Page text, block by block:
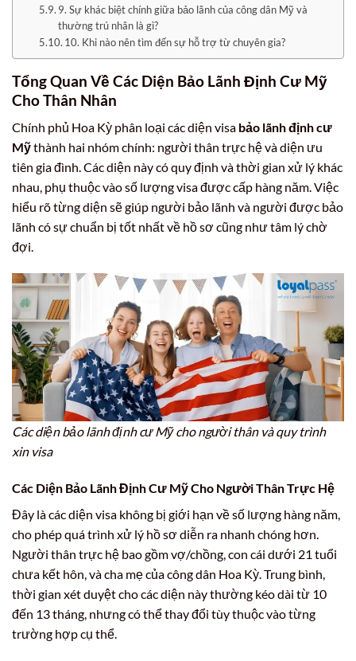
9. Sự khác biệt chính giữa bảo lãnh của công dân Mỹ và
thường trú nhân là gì?
10. Khi nào nên tìm đến sự hỗ trợ từ chuyên gia?
Tổng Quan Về Các Diện Bảo Lãnh Định Cư Mỹ
Cho Thân Nhân
Chính phủ Hoa Kỳ phân loại các diện visa bảo lãnh định cư
Mỹthành hai nhóm chính: người thân trực hệ và diện ưu
tiên gia đình. Các diện này có quy định và thời gian xử lý khác
nhau, phụ thuộc vào số lượng visa được cấp hàng năm. Việc
hiểu rõ từng diện sẽ giúp người bảo lãnh và người được bảo
lãnh có sự chuẩn bị tốt nhất về hồ sơ cũng như tâm lý chờ
đợi.
Các diện bảo lãnh định cư Mỹ cho người thân và quy trình
xin visa
Các Diện Bảo Lãnh Định Cư Mỹ Cho Người Thân Trực Hệ
Đây là các diện visa không bị giới hạn về số lượng hàng năm,
cho phép quá trình xử lý hồ sơ diễn ra nhanh chóng hơn.
Người thân trực hệ bao gồm vợ/chồng, con cái dưới 21 tuổi
chưa kết hôn, và cha mẹ của công dân Hoa Kỳ. Trung bình,
thời gian xét duyệt cho các diện này thường kéo dài từ 10
đến 13 tháng, nhưng có thể thay đổi tùy thuộc vào từng
trường hợp cụ thể.